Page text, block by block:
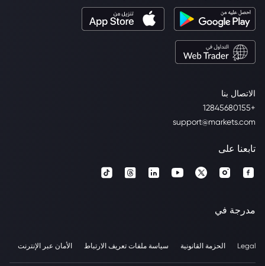
الاتصال بنا
+12845680155
support@markets.com
تابعنا على
مدرجة في
Legal الحزمة القانونية سياسة ملفات تعريف الارتباط الأمان عبر الإنترنت